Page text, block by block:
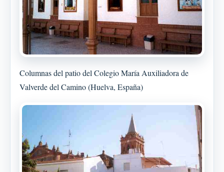
Columnas del patio del Colegio María Auxiliadora de
Valverde del Camino (Huelva, España)